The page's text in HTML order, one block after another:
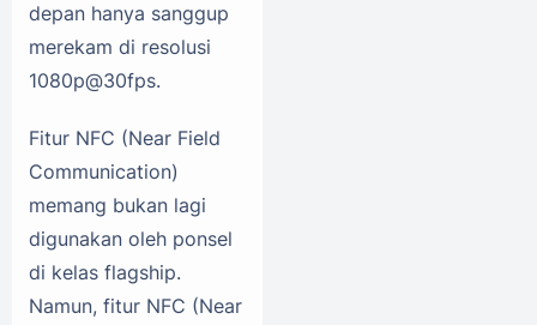
depan hanya sanggup
merekam di resolusi
1080p@30fps.
Fitur NFC (Near Field
Communication)
memang bukan lagi
digunakan oleh ponsel
di kelas flagship.
Namun, fitur NFC (Near